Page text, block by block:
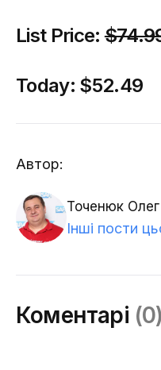
List Price:
Today: $52.49
Автор:
Точенюк Олег
Інші пости
Коментарі (0)